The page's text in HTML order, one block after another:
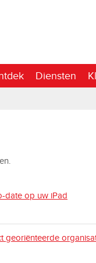
Diensten
date op uw iPad
georiënteerde